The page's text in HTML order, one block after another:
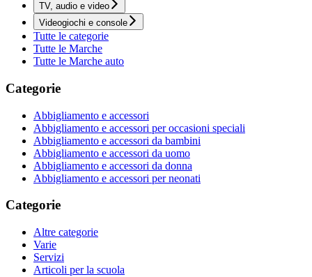
TV, audio e video
Videogiochi e console
Tutte le categorie
Tutte le Marche
Tutte le Marche auto
Categorie
Abbigliamento e accessori
Abbigliamento e accessori per occasioni speciali
Abbigliamento e accessori da bambini
Abbigliamento e accessori da uomo
Abbigliamento e accessori da donna
Abbigliamento e accessori per neonati
Categorie
Altre categorie
Varie
Servizi
Articoli per la scuola